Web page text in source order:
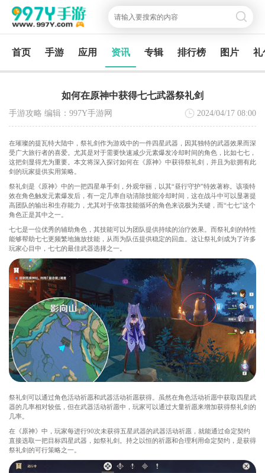
首页 手游 应用 资讯 专辑 排行榜 图片 礼
如何在原神中获得七七武器祭礼剑
手游攻略 编辑：997Y手游网 2024/04/17 08:00
在璀璨的提瓦特大陆中，祭礼剑作为游戏中的一件四星武器，因其独特的武器效果而深
受广大旅行者的喜爱。尤其是对于需要快速减少元素爆发冷却时间的角色，比如七七，
这把剑显得尤为重要。本文将深入探讨如何在《原神》中获得祭礼剑，并且为欲拥有此
剑的玩家提供实用策略。
祭礼剑是《原神》中的一把四星单手剑，外观华丽，以其“昼行守护”特效著称。该项特
效在角色触发元素爆发后，有一定几率自动清除技能冷却时间，这在战斗中可以显著提
高团队的输出和生存能力，尤其对于依靠技能循环的角色来说极为关键，而“七七”这个
角色正是其中之一。
七七是一位优秀的辅助角色，其技能可以为团队提供持续的治疗效果。而祭礼剑的特性
能够帮助七七更频繁地施放技能，从而为队伍提供稳定的回血。这让祭礼剑成为了许多
玩家心目中，七七的最佳武器选择之一。
祭礼剑可以通过角色活动祈愿和武器活动祈愿获得。虽然在角色活动祈愿中获取四星武
器的几率相对较低，但在武器活动祈愿中，玩家可以通过大量祈愿来增加获得祭礼剑的
几率。
在《原神》中，玩家每进行90次未获得五星武器的武器活动祈愿，就能通过命定契约
直接选取一把目标四星武器，如祭礼剑。持之以恒的祈愿和合理利用命定契约，是获得
祭礼剑的可行策略之一。